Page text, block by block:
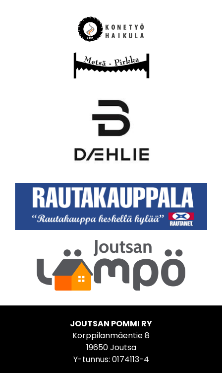
JOUTSAN POMMI RY
Korppilanmäentie 8
19650 Joutsa
Y-tunnus: 0174113-4